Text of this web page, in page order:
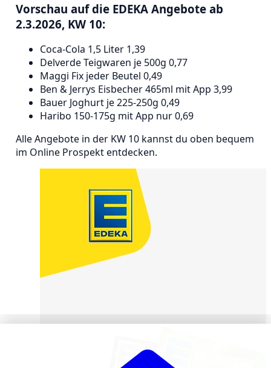
Vorschau auf die EDEKA Angebote ab
2.3.2026, KW 10:
Coca-Cola 1,5 Liter 1,39
Delverde Teigwaren je 500g 0,77
Maggi Fix jeder Beutel 0,49
Ben & Jerrys Eisbecher 465ml mit App 3,99
Bauer Joghurt je 225-250g 0,49
Haribo 150-175g mit App nur 0,69
Alle Angebote in der KW 10 kannst du oben bequem
im Online Prospekt entdecken.